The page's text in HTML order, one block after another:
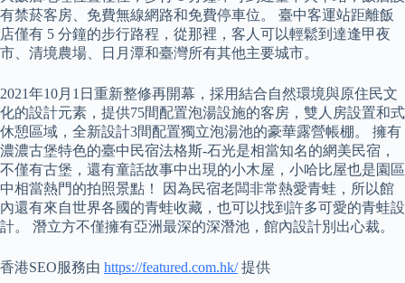
有禁菸客房、免費無線網路和免費停車位。 臺中客運站距離飯
店僅有 5 分鐘的步行路程，從那裡，客人可以輕鬆到達逢甲夜
市、清境農場、日月潭和臺灣所有其他主要城市。
2021年10月1日重新整修再開幕，採用結合自然環境與原住民文
化的設計元素，提供75間配置泡湯設施的客房，雙人房設置和式
休憩區域，全新設計3間配置獨立泡湯池的豪華露營帳棚。 擁有
濃濃古堡特色的臺中民宿法格斯-石光是相當知名的網美民宿，
不僅有古堡，還有童話故事中出現的小木屋，小哈比屋也是園區
中相當熱門的拍照景點！ 因為民宿老闆非常熱愛青蛙，所以館
內還有來自世界各國的青蛙收藏，也可以找到許多可愛的青蛙設
計。 潛立方不僅擁有亞洲最深的深潛池，館內設計別出心裁。
香港SEO服務由 https://featured.com.hk/提供